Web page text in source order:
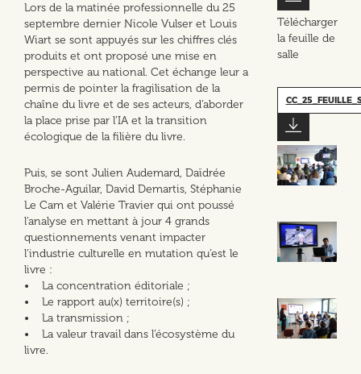
Lors de la matinée professionnelle du 25
septembre dernier Nicole Vulser et Louis
Wiart se sont appuyés sur les chiffres clés
produits et ont proposé une mise en
perspective au national. Cet échange leur a
permis de pointer la fragilisation de la
chaîne du livre et de ses acteurs, d’aborder
la place prise par l’IA et la transition
écologique de la filière du livre.
Puis, se sont Julien Audemard, Daïdrée
Broche-Aguilar, David Demartis, Stéphanie
Le Cam et Valérie Travier qui ont poussé
l’analyse en mettant à jour 4 grands
questionnements venant impacter
l’industrie culturelle en mutation qu’est le
livre :
• La concentration éditoriale ;
• Le rapport au(x) territoire(s) ;
• La transmission ;
• La valeur travail dans l’écosystème du
livre.
Télécharger
la feuille de
salle